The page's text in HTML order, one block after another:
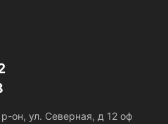
он, ул. Северная, д 12 оф